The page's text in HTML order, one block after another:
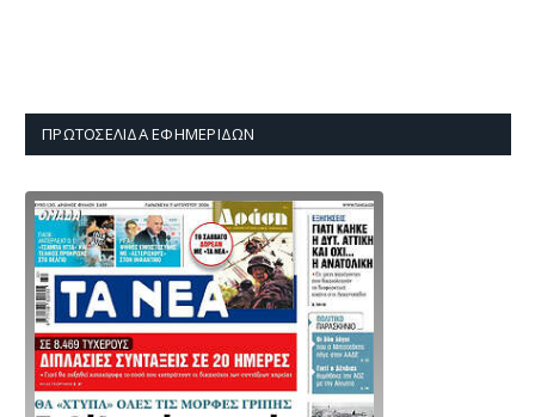
ΠΡΩΤΟΣΈΛΙΔΑ ΕΦΗΜΕΡΊΔΩΝ